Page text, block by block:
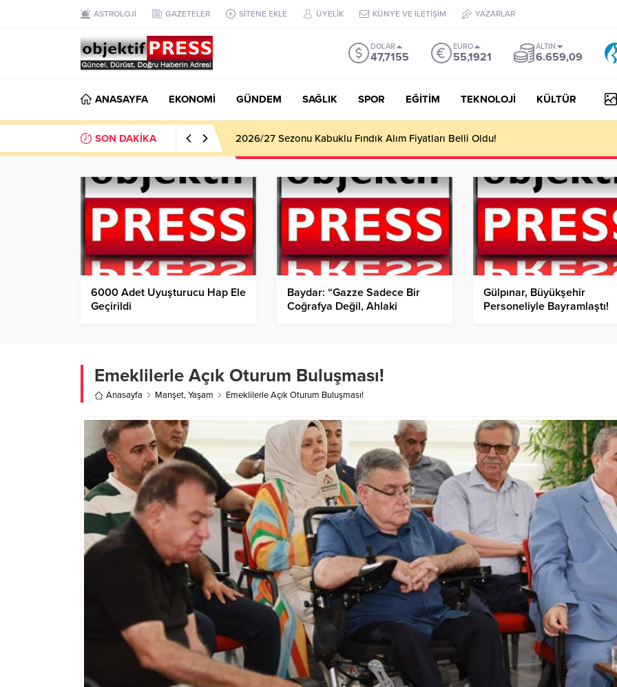
ASTROLOJİ GAZETELER SİTENE EKLE ÜYELİK KÜNYE VE İLETİŞİM YAZARLAR
DOLAR
47,7155
EURO
55,1921
ALTIN
6.659,09
ANASAYFA EKONOMİ GÜNDEM SAĞLIK SPOR EĞİTİM TEKNOLOJİ KÜLTÜR
SON DAKİKA Haliliye Belediyesi Her Gün 4 Bin 898 Kişiye Sıcak Yemek Ulaştırıyor!
6000 Adet Uyuşturucu Hap Ele
Geçirildi
Baydar: “Gazze Sadece Bir
Coğrafya Değil, Ahlaki
Gülpınar, Büyükşehir
Personeliyle Bayramlaştı!
Emeklilerle Açık Oturum Buluşması!
Anasayfa Manşet,Yaşam Emeklilerle Açık Oturum Buluşması!